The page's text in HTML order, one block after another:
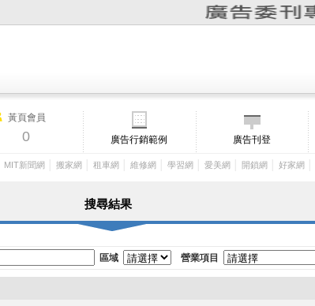
黃頁會員
0 廣告行銷範例 廣告刊登
MIT新聞網 搬家網 租車網 維修網 學習網 愛美網 開鎖網 好家網
搜尋結果
區域 營業項目